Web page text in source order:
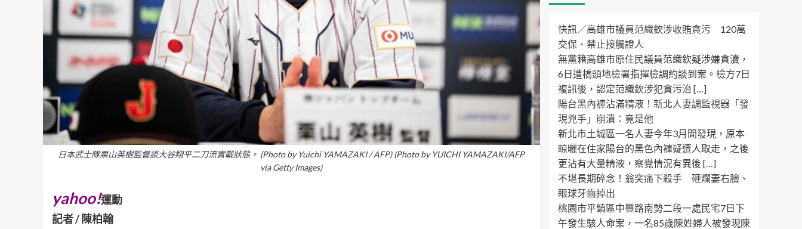
日本武士隊栗山英樹監督談大谷翔平二刀流實戰狀態。 (Photo by Yuichi YAMAZAKI / AFP) (Photo by YUICHI YAMAZAKI/AFP
via Getty Images)
yahoo!運動
記者 / 陳柏翰
快訊／高雄市議員范織欽涉收賄貪污 120萬
交保、禁止接觸證人
無黨籍高雄市原住民議員范織欽疑涉嫌貪瀆，
6日遭橋頭地檢署指揮檢調約談到案。檢方7日
複訊後，認定范織欽涉犯貪污治 […]
陽台黑內褲沾滿精液！新北人妻調監視器「發
現兇手」崩潰：竟是他
新北市土城區一名人妻今年3月間發現，原本
晾曬在住家陽台的黑色內褲疑遭人取走，之後
更沾有大量精液，察覺情況有異後 […]
不堪長期碎念！翁突痛下殺手 砸爛妻右臉、
眼球牙齒掉出
桃園市平鎮區中豐路南勢二段一處民宅7日下
午發生駭人命案，一名85歲陳姓婦人被發現陳